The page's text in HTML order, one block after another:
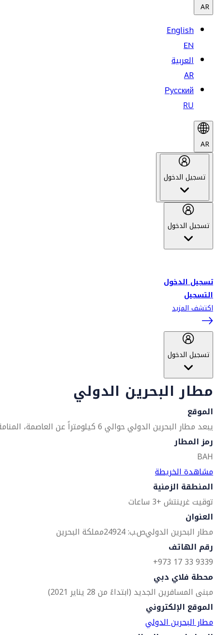
AR
English
EN
العربية
AR
Русский
RU
AR
تسجيل الدخول
تسجيل الدخول
تسجيل الدخول
التسجيل
اكتشف المزيد
تسجيل الدخول
مطار البحرين الدولي
الموقع
يبعد مطار البحرين الدولي حوالي 6 كيلومتراً عن العاصمة، المنامة.
رمز المطار
BAH
مشاهدة الخريطة
المنطقة الزمنية
توقيت غرينتش +3 ساعات
العنوان
مطار البحرين الدوليص.ب: 24924
مملكة البحرين
رقم الهاتف
9339 33 17 973+
محطة فلاي دبي
مبنى المسافرين الجديد (ابتداءً من 28 يناير 2021)
الموقع الإلكتروني
مطار البحرين الدولي